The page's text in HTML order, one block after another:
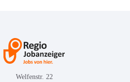
Welfenstr. 22